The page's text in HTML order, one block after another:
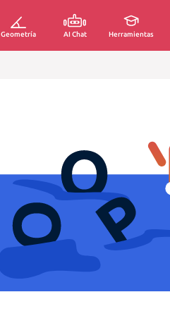
Geometría AI Chat Herramientas